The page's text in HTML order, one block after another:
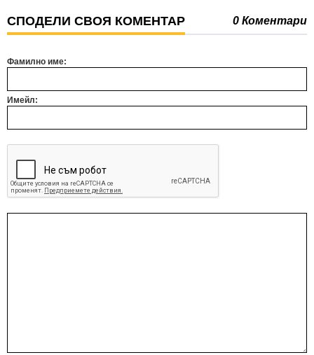
СПОДЕЛИ СВОЯ КОМЕНТАР 0 Коментари
Фамилно име:
Имейл: